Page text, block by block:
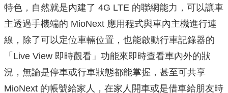
特色，自然就是內建了 4G LTE 的聯網能力，可以讓車
主透過手機端的 MioNext 應用程式與車內主機進行連
線，除了可以定位車輛位置，也能啟動行車記錄器的
「Live View 即時觀看」功能來即時查看車內外的狀
況，無論是停車或行車狀態都能掌握，甚至可共享
MioNext 的帳號給家人，在家人開車或是借車給朋友時